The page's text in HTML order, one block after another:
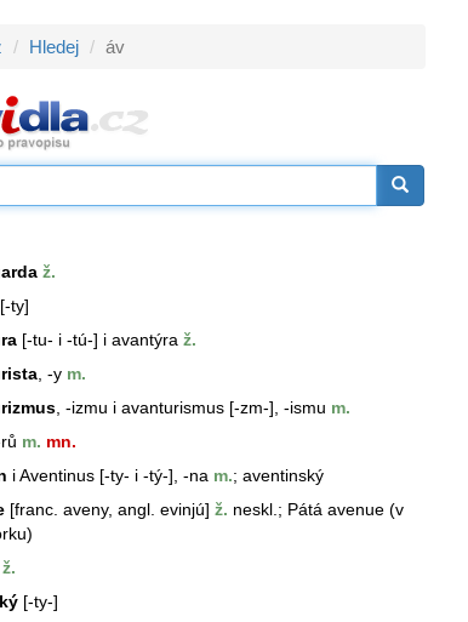
Hledej áv
ž.
[-ty]
[-tu- i -tú-] i avantýra ž.
, -y m.
, -izmu i avanturismus [-zm-], -ismu m.
rů m. mn.
iAventinus [-ty- i -tý-], -na m.; aventinský
[franc. aveny, angl. evinjú] ž. neskl.; Pátá avenue (v
ž.
[-ty-]